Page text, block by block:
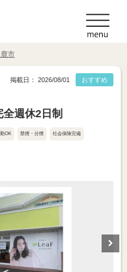
市
おすすめ
掲載日： 2026/08/01
週休2日制
OK 禁煙・分煙 社会保険完備